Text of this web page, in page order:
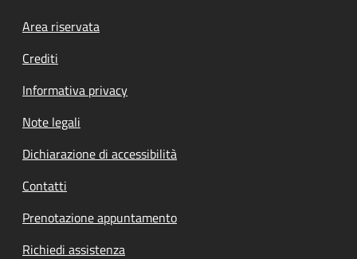
Footer menu
Area riservata
Crediti
Informativa privacy
Note legali
Dichiarazione di accessibilità
Contatti
Prenotazione appuntamento
Richiedi assistenza